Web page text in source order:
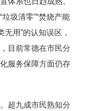
圾清零”“焚烧产能
用”的认知误区，
目前常德在市民分
服务保障方面仍存
超九成市民熟知分